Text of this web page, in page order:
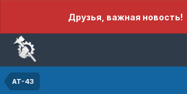
Друзья, важная новость!
AT-43